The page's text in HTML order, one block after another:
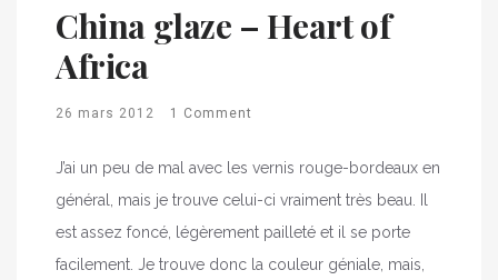
China glaze – Heart of
Africa
26 mars 2012 1 Comment
J’ai un peu de mal avec les vernis rouge-bordeaux en
général, mais je trouve celui-ci vraiment très beau. Il
est assez foncé, légèrement pailleté et il se porte
facilement. Je trouve donc la couleur géniale, mais,